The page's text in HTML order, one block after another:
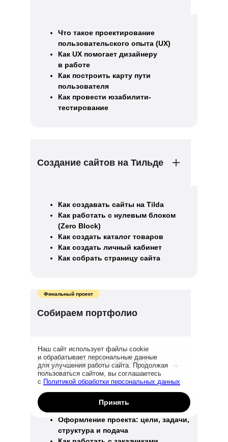
Что такое проектирование
пользовательского опыта (UX)
Как UX помогает дизайнеру
в работе
Как построить карту пути
пользователя
Как провести юзабилити-
тестирование
Создание сайтов на Тильде
Как создавать сайты на Tilda
Как работать с нулевым блоком
(Zero Block)
Как создать каталог товаров
Как создать личный кабинет
Как собрать страницу сайта
Собираем портфолио
Финальный проект
Старт в карьере и поиск
работы
Как работать с авторским правом
Оформление проекта: цели, задачи,
структура и подача
Принять
Наш сайт использует файлы cookie
и обрабатывает персональные данные
для улучшения работы сайта. Продолжая
пользоваться сайтом, вы соглашаетесь
с Политикой обработки персональных данных